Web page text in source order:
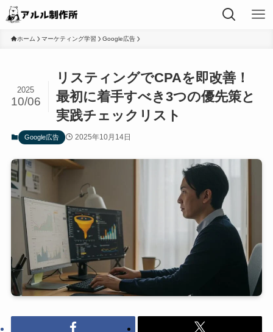
ホーム マーケティング学習 Google広告
リスティングでCPAを即改善！
最初に着手すべき3つの優先策と
実践チェックリスト
2025
10/06
Google広告 2025年10月14日